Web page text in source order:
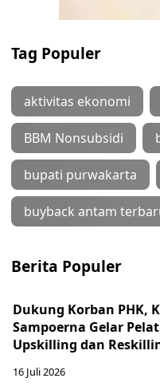
Tag Populer
aktivitas ekonomi
BBM Nonsubsidi
bupati purwakarta
buyback antam
Berita Populer
Dukung Korban PHK,
Sampoerna Gelar
Upskilling dan
16 Juli 2026